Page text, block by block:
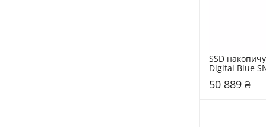
SSD
Digital Blue
(WDS400T5B0E)
50 889 ₴